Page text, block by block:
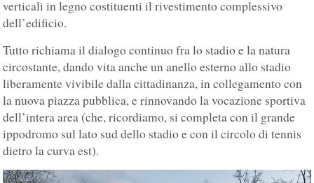
verticali in legno costituenti il rivestimento complessivo
dell’edificio.
Tutto richiama il dialogo continuo fra lo stadio e la natura
circostante, dando vita anche un anello esterno allo stadio
liberamente vivibile dalla cittadinanza, in collegamento con
la nuova piazza pubblica, e rinnovando la vocazione sportiva
dell’intera area (che, ricordiamo, si completa con il grande
ippodromo sul lato sud dello stadio e con il circolo di tennis
dietro la curva est).